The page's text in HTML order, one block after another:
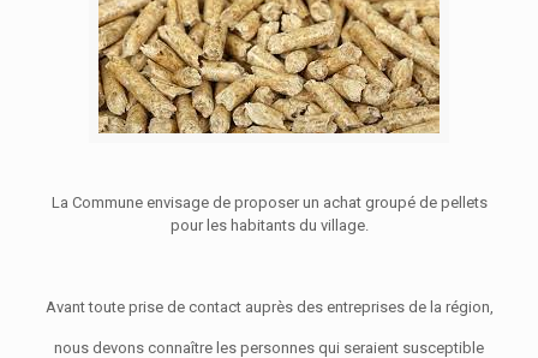
La Commune envisage de proposer un achat groupé de pellets
pour les habitants du village.
Avant toute prise de contact auprès des entreprises de la région,
nous devons connaître les personnes qui seraient susceptible